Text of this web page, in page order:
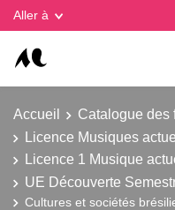
Aller à
Accueil Catalogue des
Licence Musiques
Licence 1 Musique
UE Découverte
Cultures et sociétés
Gestion des cookies